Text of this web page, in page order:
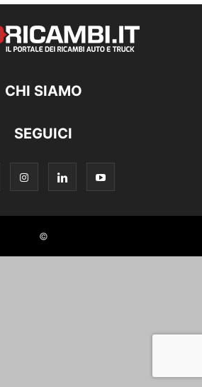
CHI SIAMO
SEGUICI
©